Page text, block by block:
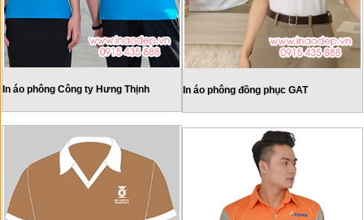
In áo phông Công ty Hưng Thịnh In áo phông đồng phục GAT